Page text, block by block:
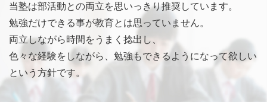
当塾は部活動との両立を思いっきり推奨しています。
勉強だけできる事が教育とは思っていません。
両立しながら時間をうまく捻出し、
色々な経験をしながら、勉強もできるようになって欲しい
という方針です。